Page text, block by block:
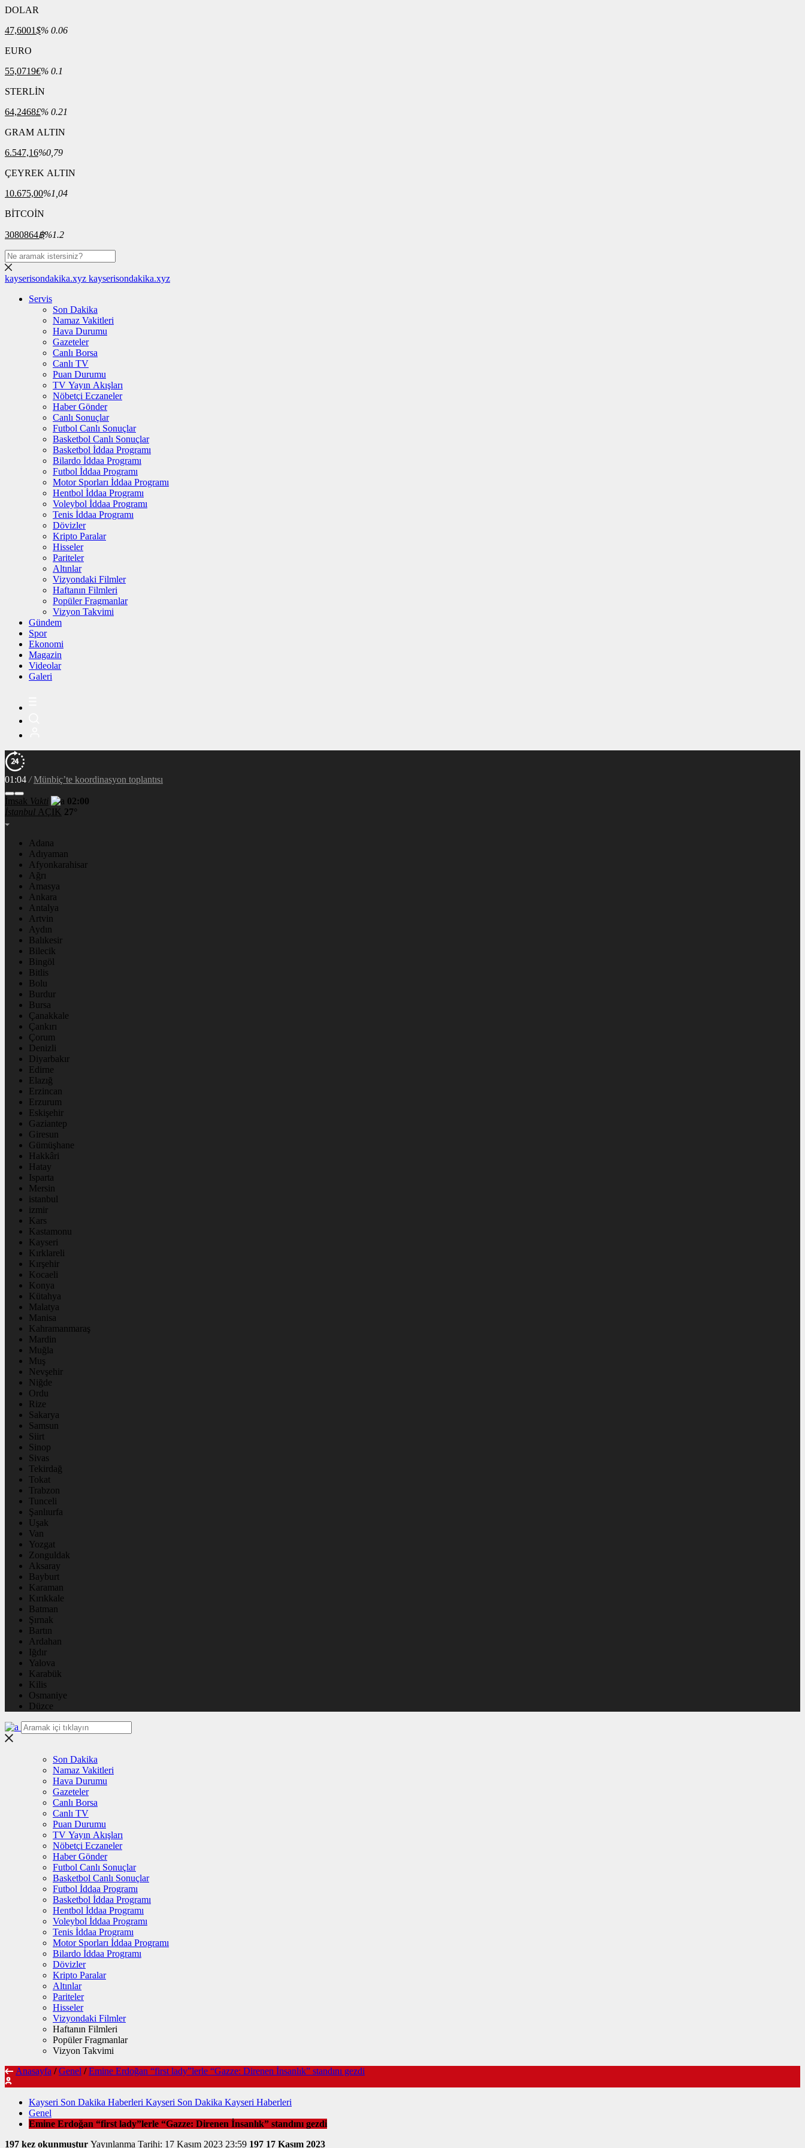
DOLAR
47,6001$% 0.06
EURO
55,0719€% 0.1
STERLİN
64,2468£% 0.21
GRAM ALTIN
6.547,16%0,79
ÇEYREK ALTIN
10.675,00%1,04
BİTCOİN
3080864฿%1.2
kayserisondakika.xyz kayserisondakika.xyz
Servis
Son Dakika
Namaz Vakitleri
Hava Durumu
Gazeteler
Canlı Borsa
Canlı TV
Puan Durumu
TV Yayın Akışları
Nöbetçi Eczaneler
Haber Gönder
Canlı Sonuçlar
Futbol Canlı Sonuçlar
Basketbol Canlı Sonuçlar
Basketbol İddaa Programı
Bilardo İddaa Programı
Futbol İddaa Programı
Motor Sporları İddaa Programı
Hentbol İddaa Programı
Voleybol İddaa Programı
Tenis İddaa Programı
Dövizler
Kripto Paralar
Hisseler
Pariteler
Altınlar
Vizyondaki Filmler
Haftanın Filmleri
Popüler Fragmanlar
Vizyon Takvimi
Gündem
Spor
Ekonomi
Magazin
Videolar
Galeri
01:04 / Kadıköy’deki ‘Las Tesis’ performansına Valilik açıklaması: Suç oluşturan slogan attılar
İmsak Vakti
02:00
İstanbul AÇIK 27°
Adana
Adıyaman
Afyonkarahisar
Ağrı
Amasya
Ankara
Antalya
Artvin
Aydın
Balıkesir
Bilecik
Bingöl
Bitlis
Bolu
Burdur
Bursa
Çanakkale
Çankırı
Çorum
Denizli
Diyarbakır
Edirne
Elazığ
Erzincan
Erzurum
Eskişehir
Gaziantep
Giresun
Gümüşhane
Hakkâri
Hatay
Isparta
Mersin
istanbul
izmir
Kars
Kastamonu
Kayseri
Kırklareli
Kırşehir
Kocaeli
Konya
Kütahya
Malatya
Manisa
Kahramanmaraş
Mardin
Muğla
Muş
Nevşehir
Niğde
Ordu
Rize
Sakarya
Samsun
Siirt
Sinop
Sivas
Tekirdağ
Tokat
Trabzon
Tunceli
Şanlıurfa
Uşak
Van
Yozgat
Zonguldak
Aksaray
Bayburt
Karaman
Kırıkkale
Batman
Şırnak
Bartın
Ardahan
Iğdır
Yalova
Karabük
Kilis
Osmaniye
Düzce
Son Dakika
Namaz Vakitleri
Hava Durumu
Gazeteler
Canlı Borsa
Canlı TV
Puan Durumu
TV Yayın Akışları
Nöbetçi Eczaneler
Haber Gönder
Futbol Canlı Sonuçlar
Basketbol Canlı Sonuçlar
Futbol İddaa Programı
Basketbol İddaa Programı
Hentbol İddaa Programı
Voleybol İddaa Programı
Tenis İddaa Programı
Motor Sporları İddaa Programı
Bilardo İddaa Programı
Dövizler
Kripto Paralar
Altınlar
Pariteler
Hisseler
Vizyondaki Filmler
Haftanın Filmleri
Popüler Fragmanlar
Vizyon Takvimi
Anasayfa / Genel / Emine Erdoğan “first lady”lerle “Gazze: Direnen İnsanlık” standını gezdi
Kayseri Son Dakika Haberleri Kayseri Son Dakika Kayseri Haberleri
Genel
Emine Erdoğan “first lady”lerle “Gazze: Direnen İnsanlık” standını gezdi
197 kez okunmuştur
Yayınlanma Tarihi: 17 Kasım 2023 23:59 197 17 Kasım 2023